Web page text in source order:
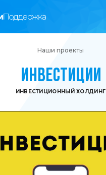
Наши проекты
Инвестиции
ИНВЕСТИЦИОННЫЙ ХОЛДИНГ